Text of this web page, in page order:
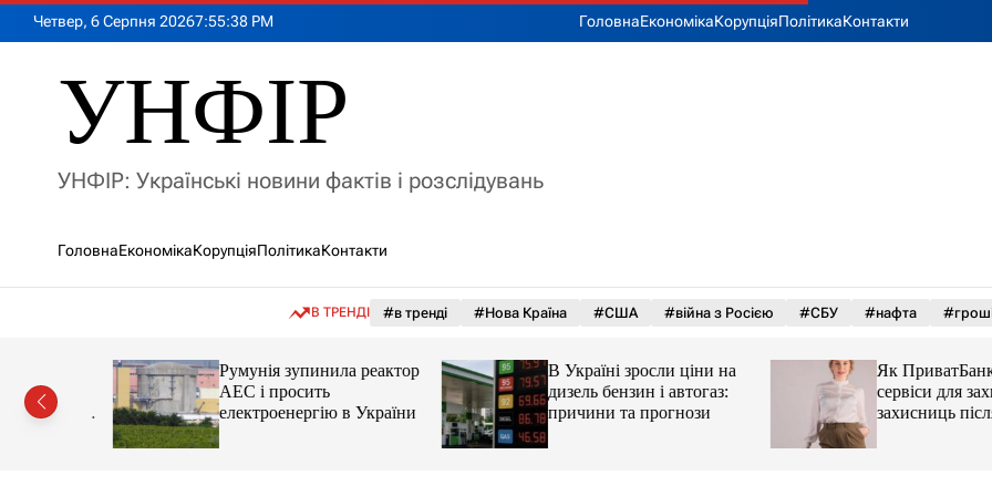
Четвер, 6 Серпня 20267:55:40 PM ГоловнаЕкономікаКорупціяПолітикаКонтакти
УНФІР
УНФІР: Українські новини фактів і розслідувань
ГоловнаЕкономікаКорупціяПолітикаКонтакти
В ТРЕНДІ #в тренді #Нова Країна #США #війна з Росією #СБУ #нафта
цін і
Румунія зупинила реактор
АЕС і просить
електроенергію в України
В Україні зросли ціни на
дизель бензин і автогаз:
причини та прогнози
Як ПриватБанк
сервіси для
захисниць після